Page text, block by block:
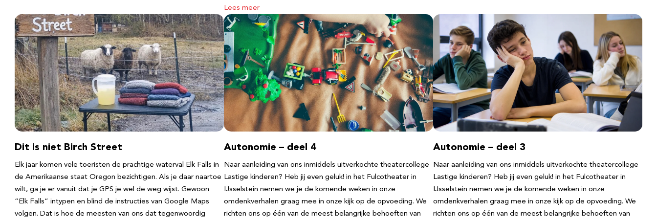
Lees meer
Dit is niet Birch Street
Elk jaar komen vele toeristen de prachtige waterval Elk Falls in
de Amerikaanse staat Oregon bezichtigen. Als je daar naartoe
wilt, ga je er vanuit dat je GPS je wel de weg wijst. Gewoon
“Elk Falls” intypen en blind de instructies van Google Maps
volgen. Dat is hoe de meesten van ons dat tegenwoordig
Autonomie – deel 4
Naar aanleiding van ons inmiddels uitverkochte theatercollege
Lastige kinderen? Heb jij even geluk! in het Fulcotheater in
IJsselstein nemen we je de komende weken in onze
omdenkverhalen graag mee in onze kijk op de opvoeding. We
richten ons op één van de meest belangrijke behoeften van
Autonomie – deel 3
Naar aanleiding van ons inmiddels uitverkochte theatercollege
Lastige kinderen? Heb jij even geluk! in het Fulcotheater in
IJsselstein nemen we je de komende weken in onze
omdenkverhalen graag mee in onze kijk op de opvoeding. We
richten ons op één van de meest belangrijke behoeften van